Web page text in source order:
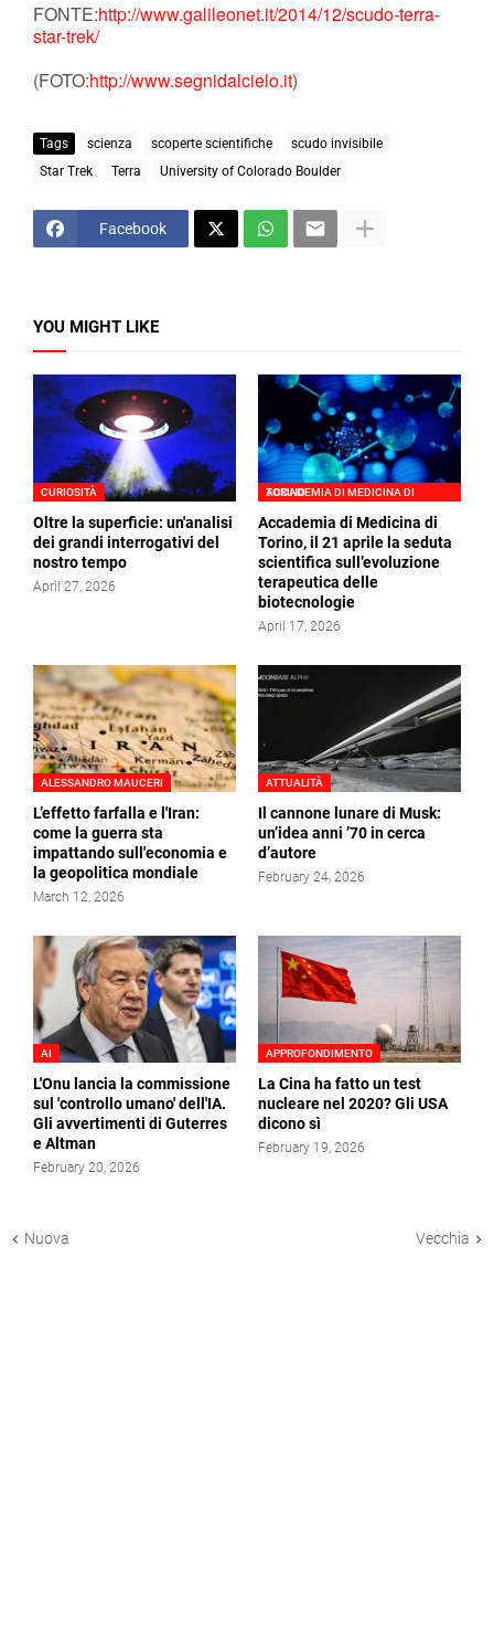
FONTE:http://www.galileonet.it/2014/12/scudo-terra-
star-trek/
(FOTO:http://www.segnidalcielo.it)
Tags scienza scoperte scientifiche
scudo invisibile
Star Trek
Terra University of Colorado Boulder
Facebook
YOU MIGHT LIKE
CURIOSITÀ
Oltre la superficie: un'analisi
dei grandi interrogativi del
nostro tempo
April 27, 2026
ACCADEMIA DI MEDICINA DI TORINO
Accademia di Medicina di
Torino, il 21 aprile la seduta
scientifica sull’evoluzione
terapeutica delle
biotecnologie
April 17, 2026
ALESSANDRO MAUCERI
L’effetto farfalla e l'Iran:
come la guerra sta
impattando sull'economia e
la geopolitica mondiale
March 12, 2026
ATTUALITÀ
Il cannone lunare di Musk:
un’idea anni ’70 in cerca
d’autore
February 24, 2026
AI
L'Onu lancia la commissione
sul 'controllo umano' dell'IA.
Gli avvertimenti di Guterres
e Altman
February 20, 2026
APPROFONDIMENTO
La Cina ha fatto un test
nucleare nel 2020? Gli USA
dicono sì
February 19, 2026
Nuova Vecchia